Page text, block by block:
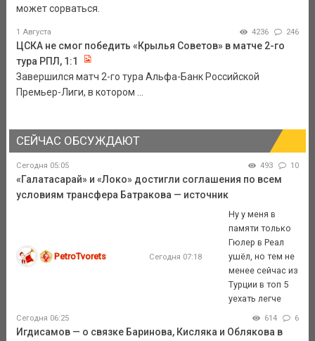
может сорваться.
1 Августа 4236 246
ЦСКА не смог победить «Крылья Советов» в матче 2-го
тура РПЛ, 1:1
Завершился матч 2-го тура Альфа-Банк Российской
Премьер-Лиги, в котором ...
СЕЙЧАС ОБСУЖДАЮТ
Сегодня 05:05 493 10
«Галатасарай» и «Локо» достигли соглашения по всем
условиям трансфера Батракова — источник
PetroTvorets Сегодня 07:18
Ну у меня в
памяти только
Гюлер в Реал
ушёл, но тем не
менее сейчас из
Турции в топ 5
уехать легче
Сегодня 06:25 614 6
Игдисамов — о связке Баринова, Кисляка и Облякова в